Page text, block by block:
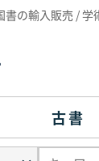
の輸入販売 / 学
古書